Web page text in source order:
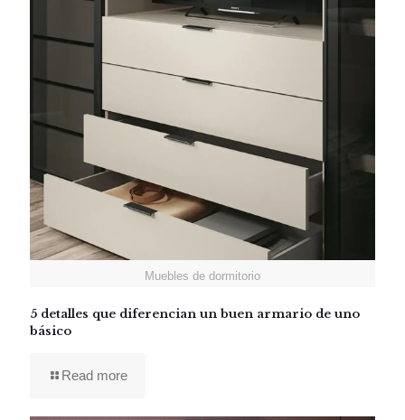
Muebles de dormitorio
5 detalles que diferencian un buen armario de uno
básico
Read more